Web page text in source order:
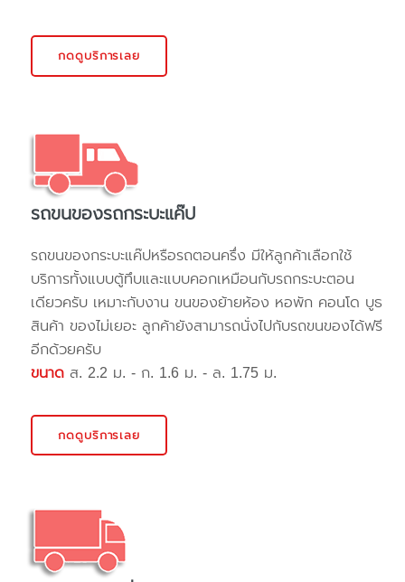
กดดูบริการเลย
รถขนของรถกระบะแค๊ป
รถขนของกระบะแค๊ปหรือรถตอนครึ่ง มีให้ลูกค้าเลือกใช้
บริการทั้งแบบตู้ทึบและแบบคอกเหมือนกับรถกระบะตอน
เดียวครับ เหมาะกับงาน ขนของย้ายห้อง หอพัก คอนโด บูธ
สินค้า ของไม่เยอะ ลูกค้ายังสามารถนั่งไปกับรถขนของได้ฟรี
อีกด้วยครับ
ขนาด ส. 2.2 ม. - ก. 1.6 ม. - ล. 1.75 ม.
กดดูบริการเลย